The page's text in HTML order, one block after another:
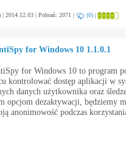
| 2014.12.03 | Pobrań: 2071 | (0) |
for Windows 10 1.1.0.1
for Windows 10 to program
kontrolować dostęp aplikacji w
danych użytkownika oraz
opcjom dezaktywacji, będziemy
anonimowość podczas